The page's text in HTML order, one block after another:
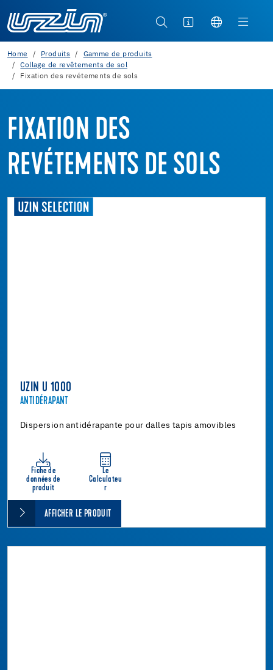
Home Produits
Gamme de produits
Collage de revêtements de sol
Fixation des revétements de sols
FIXATION DES
REVÉTEMENTS DE SOLS
UZIN U 1000
ANTIDÉRAPANT
Dispersion antidérapante pour dalles tapis amovibles
Fiche de
données de
produit
Le
Calculateu
r
AFFICHER LE PRODUIT